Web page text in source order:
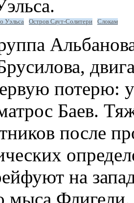
Уэльса Остров Саут-Солитери Слокам
потерю:
Баев.
после
на
мыса